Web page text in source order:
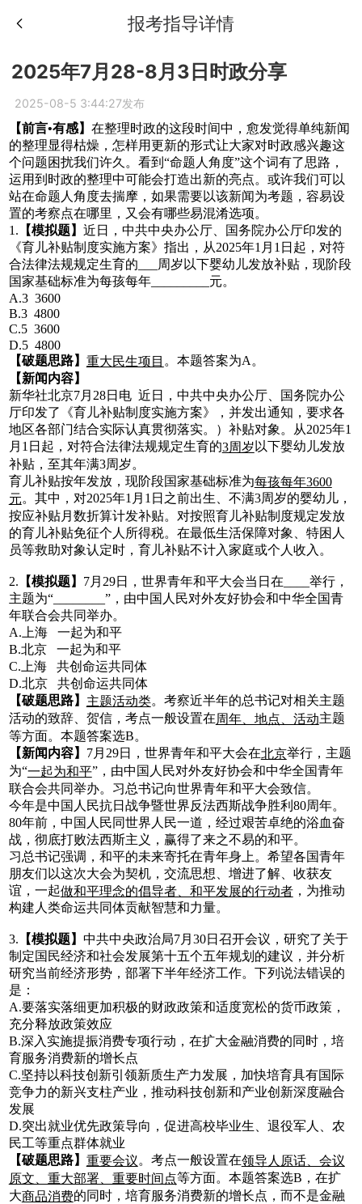
报考指导详情
2025年7月28-8月3日时政分享
2025-08-5 3:44:27发布
【前言•有感】 在整理时政的这段时间中，愈发觉得单纯新闻
的整理显得枯燥，怎样用更新的形式让大家对时政感兴趣这
个问题困扰我们许久。看到“命题人角度”这个词有了思路，
运用到时政的整理中可能会打造出新的亮点。或许我们可以
站在命题人角度去揣摩，如果需要以该新闻为考题，容易设
置的考察点在哪里，又会有哪些易混淆选项。
1. 【模拟题】 近日，中共中央办公厅、国务院办公厅印发的
《育儿补贴制度实施方案》指出，从2025年1月1日起，对符
合法律法规规定生育的___周岁以下婴幼儿发放补贴，现阶段
国家基础标准为每孩每年_________元。
A.3 3600
B.3 4800
C.5 3600
D.5 4800
【破题思路】 重大民生项目 。本题答案为A。
【新闻内容】
新华社北京7月28日电 近日，中共中央办公厅、国务院办公
厅印发了《育儿补贴制度实施方案》，并发出通知，要求各
地区各部门结合实际认真贯彻落实。）补贴对象。从2025年1
月1日起，对符合法律法规规定生育的3周岁 以下婴幼儿发放
补贴，至其年满3周岁。
育儿补贴按年发放，现阶段国家基础标准为每孩每年3600
元。其中，对2025年1月1日之前出生、不满3周岁的婴幼儿，
按应补贴月数折算计发补贴。对按照育儿补贴制度规定发放
的育儿补贴免征个人所得税。在最低生活保障对象、特困人
员等救助对象认定时，育儿补贴不计入家庭或个人收入。
2. 【模拟题】 7月29日，世界青年和平大会当日在____举行，
主题为“________”，由中国人民对外友好协会和中华全国青
年联合会共同举办。
A.上海 一起为和平
B.北京 一起为和平
C.上海 共创命运共同体
D.北京 共创命运共同体
【破题思路】 主题活动类。考察近半年的总书记对相关主题
活动的致辞、贺信，考点一般设置在周年、地点、活动主题
等方面。本题答案选B。
【新闻内容】 7月29日，世界青年和平大会在北京举行，主题
为“一起为和平”，由中国人民对外友好协会和中华全国青年
联合会共同举办。习总书记向世界青年和平大会致信。
今年是中国人民抗日战争暨世界反法西斯战争胜利80周年。
80年前，中国人民同世界人民一道，经过艰苦卓绝的浴血奋
战，彻底打败法西斯主义，赢得了来之不易的和平。
习总书记强调，和平的未来寄托在青年身上。希望各国青年
朋友们以这次大会为契机，交流思想、增进了解、收获友
谊，一起做和平理念的倡导者、和平发展的行动者，为推动
构建人类命运共同体贡献智慧和力量。
3. 【模拟题】 中共中央政治局7月30日召开会议，研究了关于
制定国民经济和社会发展第十五个五年规划的建议，并分析
研究当前经济形势，部署下半年经济工作。下列说法错误的
是：
A.要落实落细更加积极的财政政策和适度宽松的货币政策，
充分释放政策效应
B.深入实施提振消费专项行动，在扩大金融消费的同时，培
育服务消费新的增长点
C.坚持以科技创新引领新质生产力发展，加快培育具有国际
竞争力的新兴支柱产业，推动科技创新和产业创新深度融合
发展
D.突出就业优先政策导向，促进高校毕业生、退役军人、农
民工等重点群体就业
【破题思路】 重要会议。考点一般设置在领导人原话、会议
原文、重大部署、重要时间点等方面。本题答案选B，在扩
大商品消费的同时，培育服务消费新的增长点，而不是金融